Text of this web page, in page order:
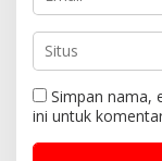
Simpan nama,
ini untuk